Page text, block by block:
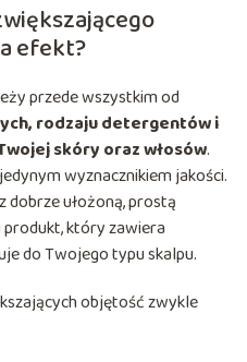
efekt?
przede wszystkim od
rodzaju detergentów i
skóry oraz włosów.
wyznacznikiem jakości.
dobrze ułożoną, prostą
produkt, który zawiera
do Twojego typu skalpu.
objętość zwykle